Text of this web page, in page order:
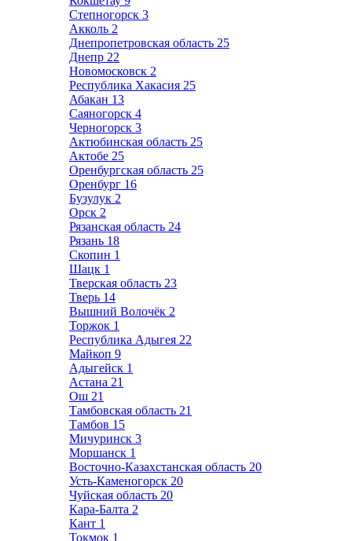
Степногорск 3
Акколь 2
Днепропетровская область 25
Днепр 22
Новомосковск 2
Республика Хакасия 25
Абакан 13
Саяногорск 4
Черногорск 3
Актюбинская область 25
Актобе 25
Оренбургская область 25
Оренбург 16
Бузулук 2
Орск 2
Рязанская область 24
Рязань 18
Скопин 1
Шацк 1
Тверская область 23
Тверь 14
Вышний Волочёк 2
Торжок 1
Республика Адыгея 22
Майкоп 9
Адыгейск 1
Астана 21
Ош 21
Тамбовская область 21
Тамбов 15
Мичуринск 3
Моршанск 1
Восточно-Казахстанская область 20
Усть-Каменогорск 20
Чуйская область 20
Кара-Балта 2
Кант 1
Токмок 1